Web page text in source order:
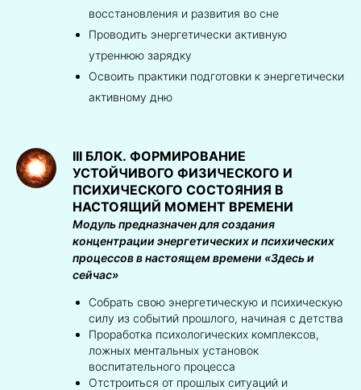
восстановления и развития во сне
Проводить энергетически активную
утреннюю зарядку
Освоить практики подготовки к энергетически
активному дню
III БЛОК. ФОРМИРОВАНИЕ
УСТОЙЧИВОГО ФИЗИЧЕСКОГО И
ПСИХИЧЕСКОГО СОСТОЯНИЯ В
НАСТОЯЩИЙ МОМЕНТ ВРЕМЕНИ
Модуль предназначен для создания
концентрации энергетических и психических
процессов в настоящем времени «Здесь и
сейчас»
Собрать свою энергетическую и психическую
силу из событий прошлого, начиная с детства
Проработка психологических комплексов,
ложных ментальных установок
воспитательного процесса
Отстроиться от прошлых ситуаций и